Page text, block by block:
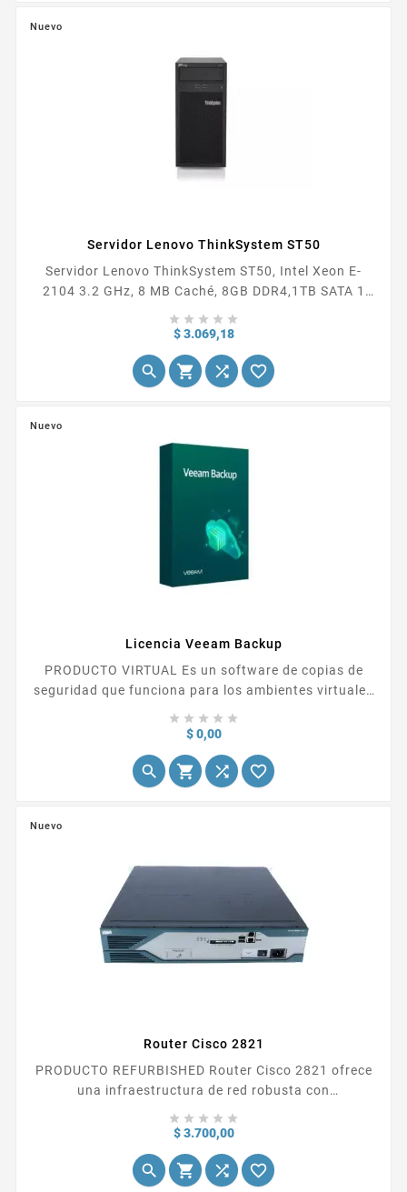
Nuevo
Servidor Lenovo ThinkSystem ST50
Servidor Lenovo ThinkSystem ST50, Intel Xeon E-
2104 3.2 GHz, 8 MB Caché, 8GB DDR4,1TB SATA 1
bahías de 3.5" + 1 bahía de 3.5"), 8GB DDR4 (4
almacenamiento RAID 530i, 1GbE RJ-45, fuente de
250W. No incluye Sistema Operativo..
    
$ 3.069,18Precio
   
Nuevo
Licencia Veeam Backup
PRODUCTO VIRTUAL Es un software de copias de
seguridad que funciona para los ambientes virtuales
de Vmware y Microsoft Hyper-v, el cual se encarga de
respaldar la información de máquinas virtuales,
    
$ 0,00Precio
   
Nuevo
Router Cisco 2821
PRODUCTO REFURBISHED Router Cisco 2821 ofrece
una infraestructura de red robusta con
de voz y...
    
$ 3.700,00Precio
   